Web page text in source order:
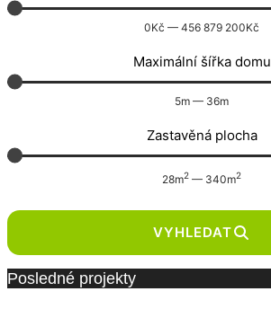
0Kč — 456 879 200Kč
Maximální šířka domu
5m — 36m
Zastavěná plocha
28m2 — 340m2
VYHLEDAT
Posledné projekty